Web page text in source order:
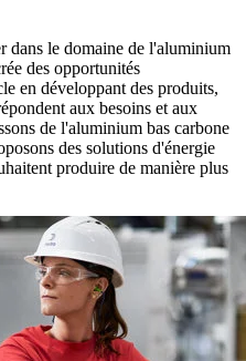
dans le domaine de l'aluminium
des opportunités
en développant des produits,
aux besoins et aux
de l'aluminium bas carbone
des solutions d'énergie
produire de manière plus